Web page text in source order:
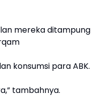
mereka ditampung
konsumsi para ABK.
tambahnya.